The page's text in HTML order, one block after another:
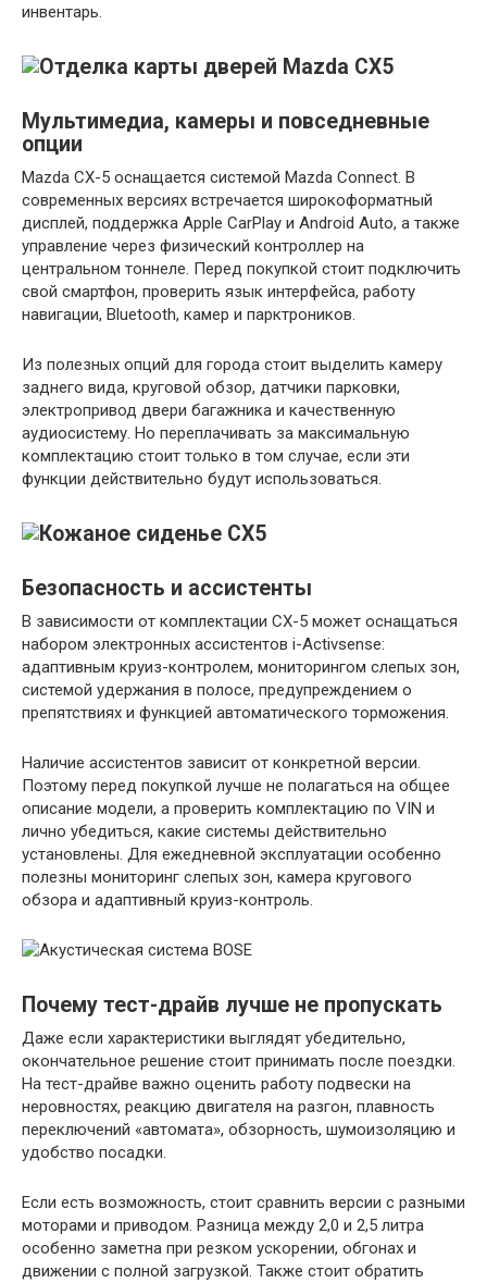
инвентарь.
Мультимедиа, камеры и повседневные
опции
Mazda CX-5 оснащается системой Mazda Connect. В
современных версиях встречается широкоформатный
дисплей, поддержка Apple CarPlay и Android Auto, а также
управление через физический контроллер на
центральном тоннеле. Перед покупкой стоит подключить
свой смартфон, проверить язык интерфейса, работу
навигации, Bluetooth, камер и парктроников.
Из полезных опций для города стоит выделить камеру
заднего вида, круговой обзор, датчики парковки,
электропривод двери багажника и качественную
аудиосистему. Но переплачивать за максимальную
комплектацию стоит только в том случае, если эти
функции действительно будут использоваться.
Безопасность и ассистенты
В зависимости от комплектации CX-5 может оснащаться
набором электронных ассистентов i-Activsense:
адаптивным круиз-контролем, мониторингом слепых зон,
системой удержания в полосе, предупреждением о
препятствиях и функцией автоматического торможения.
Наличие ассистентов зависит от конкретной версии.
Поэтому перед покупкой лучше не полагаться на общее
описание модели, а проверить комплектацию по VIN и
лично убедиться, какие системы действительно
установлены. Для ежедневной эксплуатации особенно
полезны мониторинг слепых зон, камера кругового
обзора и адаптивный круиз-контроль.
Почему тест-драйв лучше не пропускать
Даже если характеристики выглядят убедительно,
окончательное решение стоит принимать после поездки.
На тест-драйве важно оценить работу подвески на
неровностях, реакцию двигателя на разгон, плавность
переключений «автомата», обзорность, шумоизоляцию и
удобство посадки.
Если есть возможность, стоит сравнить версии с разными
моторами и приводом. Разница между 2,0 и 2,5 литра
особенно заметна при резком ускорении, обгонах и
движении с полной загрузкой. Также стоит обратить